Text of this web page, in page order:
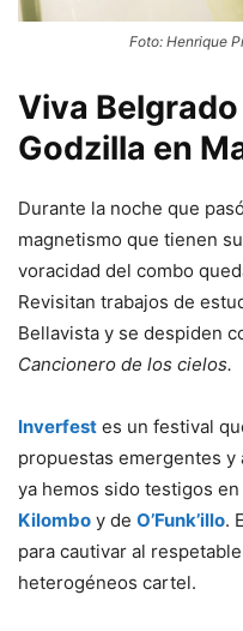
Foto: Henrique
Viva
Godzilla en
Durante la noche que
magnetismo que tienen
voracidad del combo
Revisitan trabajos de
Bellavista y se despiden
Cancionero de los cielos.
Inverfest es un festival
propuestas emergentes y
ya hemos sido testigos
Kilombo y de O’Funk’illo.
para cautivar al
heterogéneos cartel.